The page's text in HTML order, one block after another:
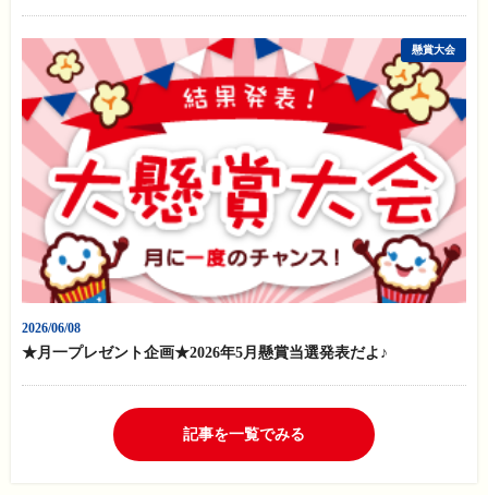
2026/06/08
★月一プレゼント企画★2026年5月懸賞当選発表だよ♪
懸賞大会
記事を一覧でみる